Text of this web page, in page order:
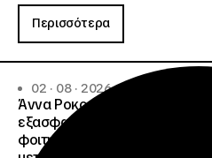
Περισσότερα
02 · 08 · 2026
Άννα Ροκοφύλλου, Πρόεδρος
εξασφαλισμένη η δωρεάν
φοιτητικές εστίες , για